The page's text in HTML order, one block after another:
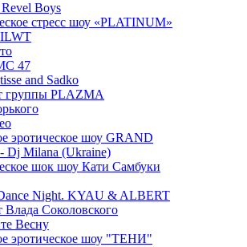
Boys
стресс шоу «PLATINUM»
47
and Sadko
группы PLAZMA
эротическое шоу GRAND
Dj Milana (Ukraine)
шок шоу Кати Самбуки
Night. KYAU & ALBERT
Влада Соколовского
Весну
эротическое шоу "ТЕНИ"